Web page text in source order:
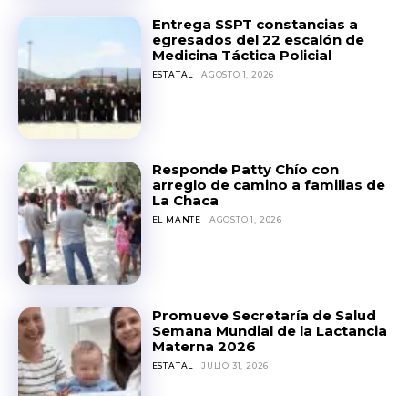
Entrega SSPT constancias a
egresados del 22 escalón de
Medicina Táctica Policial
ESTATAL AGOSTO 1, 2026
Responde Patty Chío con
arreglo de camino a familias de
La Chaca
EL MANTE AGOSTO 1, 2026
Promueve Secretaría de Salud
Semana Mundial de la Lactancia
Materna 2026
ESTATAL JULIO 31, 2026